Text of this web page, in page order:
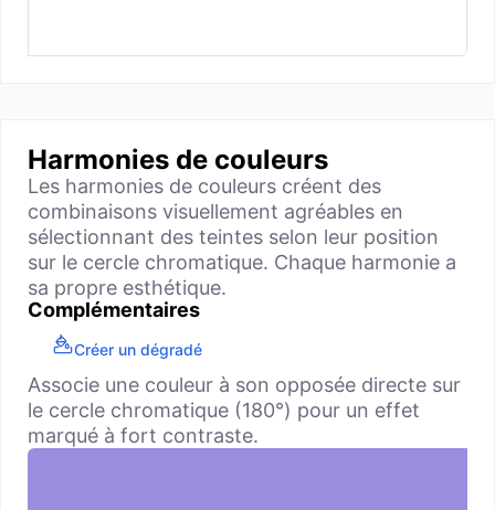
Harmonies de couleurs
Les harmonies de couleurs créent des
combinaisons visuellement agréables en
sélectionnant des teintes selon leur position
sur le cercle chromatique. Chaque harmonie a
sa propre esthétique.
Complémentaires
Créer un dégradé
Associe une couleur à son opposée directe sur
le cercle chromatique (180°) pour un effet
marqué à fort contraste.